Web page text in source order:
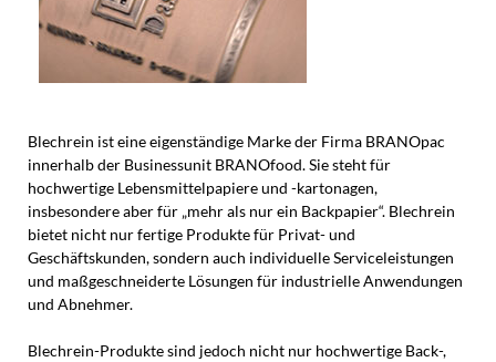
Blechrein ist eine eigenständige Marke der Firma BRANOpac
innerhalb der Businessunit BRANOfood. Sie steht für
hochwertige Lebensmittelpapiere und -kartonagen,
insbesondere aber für „mehr als nur ein Backpapier“. Blechrein
bietet nicht nur fertige Produkte für Privat- und
Geschäftskunden, sondern auch individuelle Serviceleistungen
und maßgeschneiderte Lösungen für industrielle Anwendungen
und Abnehmer.
Blechrein-Produkte sind jedoch nicht nur hochwertige Back-,